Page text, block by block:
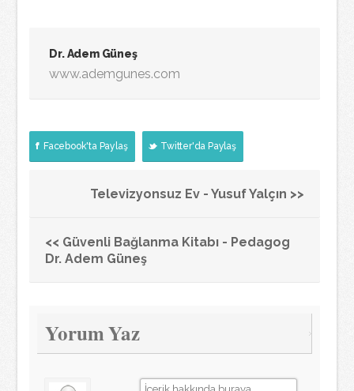
Dr. Adem Güneş
www.ademgunes.com
Facebook'ta Paylaş Twitter'da Paylaş
Televizyonsuz Ev - Yusuf Yalçın >>
<< Güvenli Bağlanma Kitabı - Pedagog
Dr. Adem Güneş
Yorum Yaz